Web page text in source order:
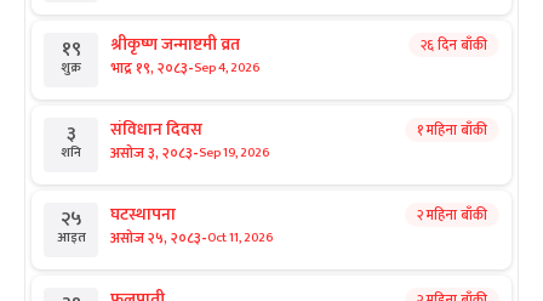
१९
शुक्र
श्रीकृष्ण जन्माष्टमी व्रत
भाद्र १९, २०८३-Sep 4, 2026
२६ दिन बाँकी
३
शनि
संविधान दिवस
असोज ३, २०८३-Sep 19, 2026
१ महिना बाँकी
२५
आइत
घटस्थापना
असोज २५, २०८३-Oct 11, 2026
२ महिना बाँकी